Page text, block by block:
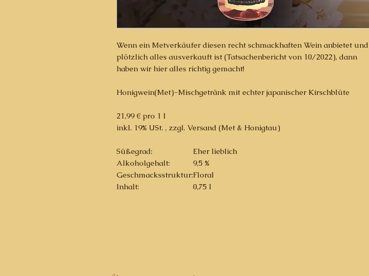
Wenn ein Metverkäufer diesen recht schmackhaften Wein anbietet und
plötzlich alles ausverkauft ist (Tatsachenbericht von 10/2022), dann
haben wir hier alles richtig gemacht!
Honigwein(Met)-Mischgetränk mit echter japanischer Kirschblüte
21,99 € pro 1 l
inkl. 19% USt. , zzgl. Versand (Met & Honigtau)
Süßegrad:
Eher lieblich
Alkoholgehalt:
9,5 %
Geschmacksstruktur:Floral
Inhalt:
0,75 l